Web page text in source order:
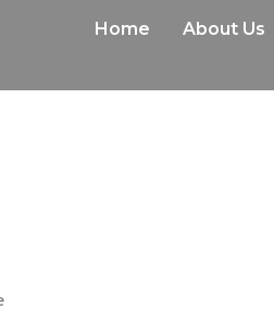
Home About Us